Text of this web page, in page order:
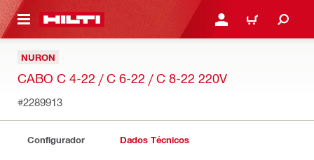
PRINCIPAL ENTRAR OU CADASTRAR
CARRINHO
NURON
CABO C 4-22 / C 6-22 / C 8-22 220V
#2289913
Configurador Dados Técnicos